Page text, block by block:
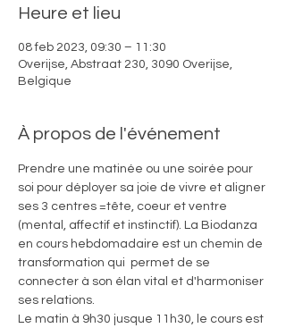
Heure et lieu
08 feb 2023, 09:30 – 11:30
Overijse, Abstraat 230, 3090 Overijse,
Belgique
À propos de l'événement
Prendre une matinée ou une soirée pour
soi pour déployer sa joie de vivre et aligner
ses 3 centres =tête, coeur et ventre
(mental, affectif et instinctif). La Biodanza
en cours hebdomadaire est un chemin de
transformation qui  permet de se
connecter à son élan vital et d'harmoniser
ses relations.
Le matin à 9h30 jusque 11h30, le cours est